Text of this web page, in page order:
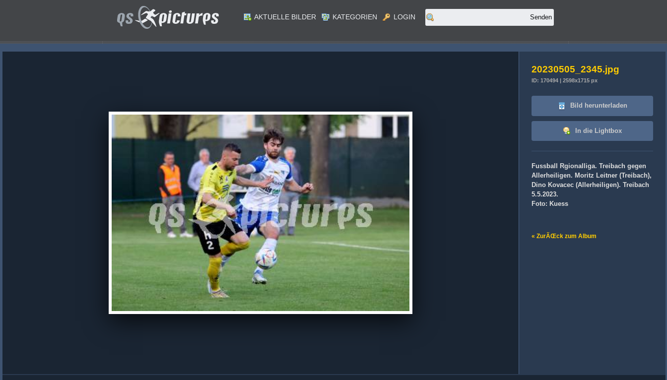
AKTUELLE BILDER KATEGORIEN LOGIN
20230505_2345.jpg
ID: 170494 | 2598x1715 px
Bild herunterladen
In die Lightbox
Fussball Rgionalliga. Treibach gegen
Allerheiligen. Moritz Leitner (Treibach),
Dino Kovacec (Allerheiligen). Treibach
5.5.2023.
Foto: Kuess
« ZurÃŒck zum Album